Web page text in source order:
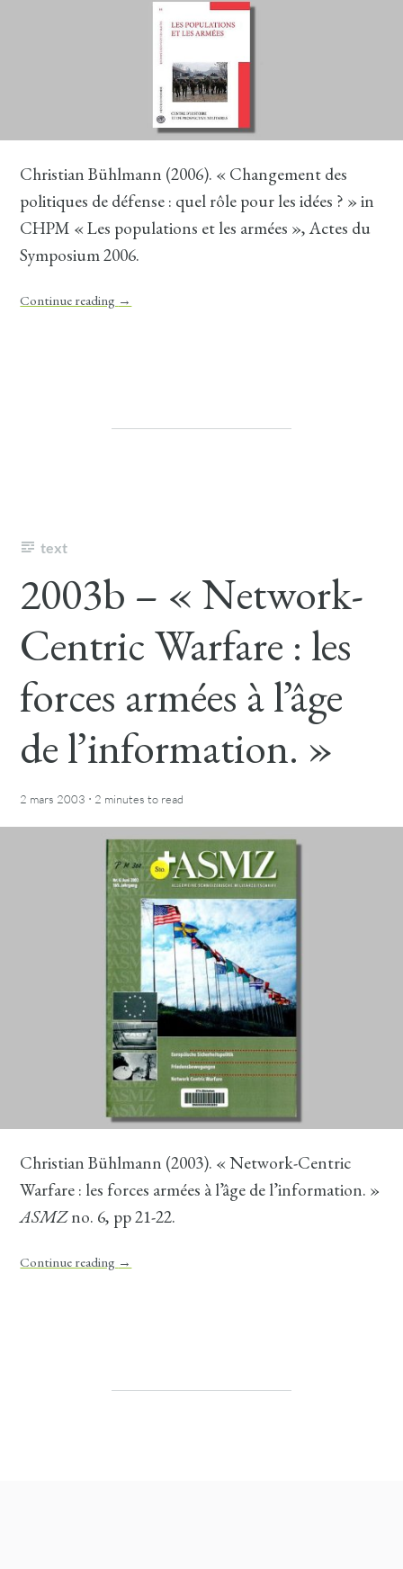
Christian Bühlmann (2006). « Changement des
politiques de défense : quel rôle pour les idées ? » in
CHPM « Les populations et les armées », Actes du
Symposium 2006.
Continue reading →
text
2003b – « Network-
Centric Warfare : les
forces armées à l’âge
de l’information. »
2 mars 2003 · 2 minutes to read
Christian Bühlmann (2003). « Network-Centric
Warfare : les forces armées à l’âge de l’information. »
ASMZno. 6, pp 21-22.
Continue reading →